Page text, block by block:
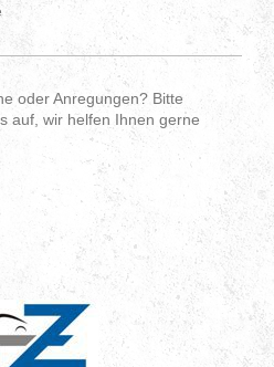
oder Anregungen? Bitte
auf, wir helfen Ihnen gerne